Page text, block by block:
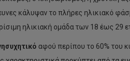
κάλυψαν το πλήρες ηλικιακό
ηλικιακή ομάδα των 18 έως 29
αφού περίπου το 60% του